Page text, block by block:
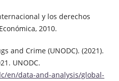
y los derechos
2010.
and Crime (UNODC). (2021).
UNODC.
en/data-and-analysis/global-